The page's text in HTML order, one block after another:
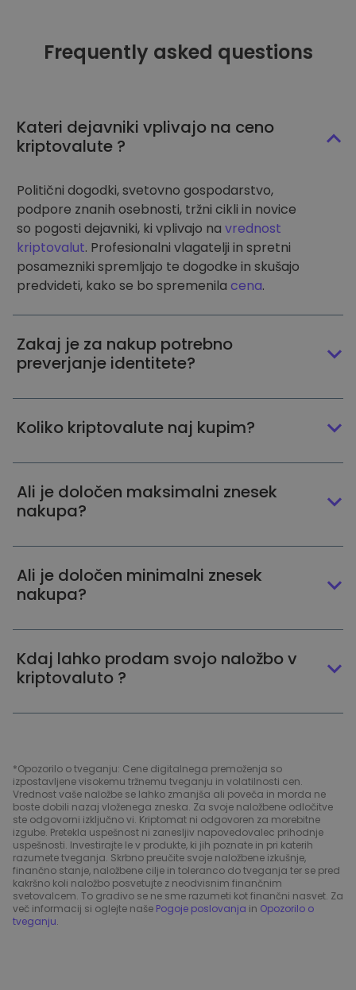
Frequently asked questions
Kateri dejavniki vplivajo na ceno
kriptovalute ?
Politični dogodki, svetovno gospodarstvo,
podpore znanih osebnosti, tržni cikli in novice
so pogosti dejavniki, ki vplivajo na vrednost
kriptovalut. Profesionalni vlagatelji in spretni
posamezniki spremljajo te dogodke in skušajo
predvideti, kako se bo spremenila cena.
Zakaj je za nakup potrebno
preverjanje identitete?
Koliko kriptovalute naj kupim?
Ali je določen maksimalni znesek
nakupa?
Ali je določen minimalni znesek
nakupa?
Kdaj lahko prodam svojo naložbo v
kriptovaluto ?
*Opozorilo o tveganju: Cene digitalnega premoženja so
izpostavljene visokemu tržnemu tveganju in volatilnosti cen.
Vrednost vaše naložbe se lahko zmanjša ali poveča in morda ne
boste dobili nazaj vloženega zneska. Za svoje naložbene odločitve
ste odgovorni izključno vi. Kriptomat ni odgovoren za morebitne
izgube. Pretekla uspešnost ni zanesljiv napovedovalec prihodnje
uspešnosti. Investirajte le v produkte, ki jih poznate in pri katerih
razumete tveganja. Skrbno preučite svoje naložbene izkušnje,
finančno stanje, naložbene cilje in toleranco do tveganja ter se pred
kakršno koli naložbo posvetujte z neodvisnim finančnim
svetovalcem. To gradivo se ne sme razumeti kot finančni nasvet. Za
več informacij si oglejte naše Pogoje poslovanja in Opozorilo o
tveganju.